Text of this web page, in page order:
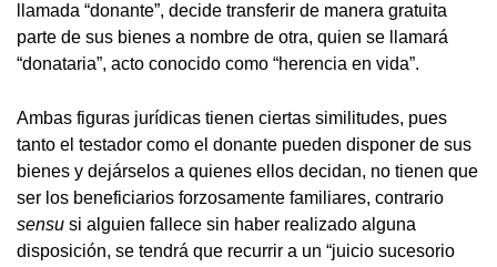
llamada “donante”, decide transferir de manera gratuita
parte de sus bienes a nombre de otra, quien se llamará
“donataria”, acto conocido como “herencia en vida”.
Ambas figuras jurídicas tienen ciertas similitudes, pues
tanto el testador como el donante pueden disponer de sus
bienes y dejárselos a quienes ellos decidan, no tienen que
ser los beneficiarios forzosamente familiares, contrario
sensu si alguien fallece sin haber realizado alguna
disposición, se tendrá que recurrir a un “juicio sucesorio